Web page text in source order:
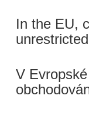
In the EU,
V